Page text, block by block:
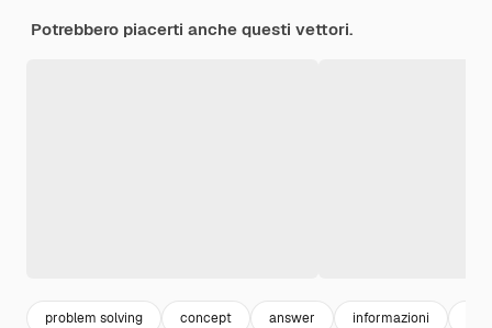
Potrebbero piacerti anche questi vettori.
problem solving concept answer informazioni